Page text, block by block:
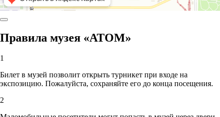
Правила музея «АТОМ»
1
Билет в музей позволит открыть турникет при входе на
экспозицию. Пожалуйста, сохраняйте его до конца посещения.
2